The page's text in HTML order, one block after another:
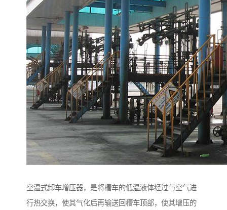
空温式卸车增压器，是将槽车的低温液体经过与空气进
行热交换，使其气化后再输送回槽车顶部，使其增压的